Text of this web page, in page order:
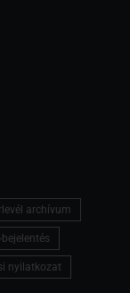
archívum
nyilatkozat